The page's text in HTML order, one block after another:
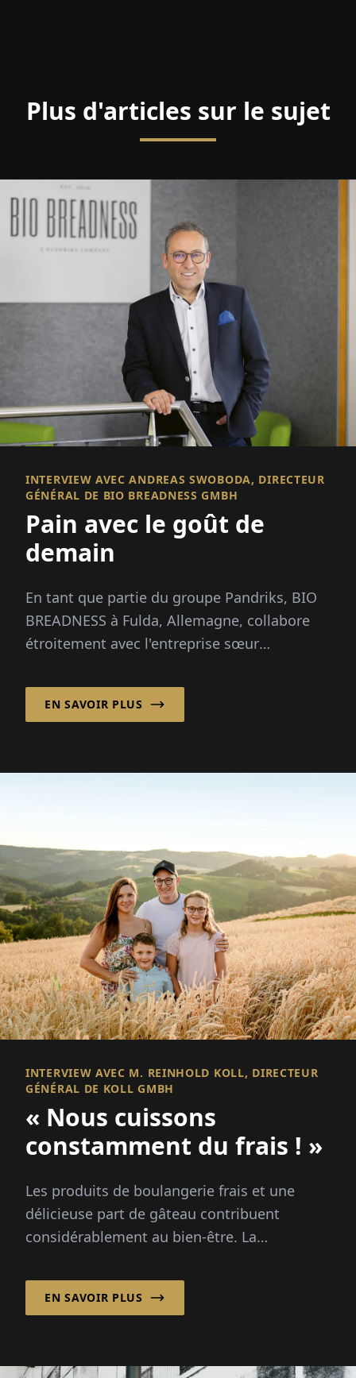
Plus d'articles sur le sujet
INTERVIEW AVEC ANDREAS SWOBODA, DIRECTEUR
GÉNÉRAL DE BIO BREADNESS GMBH
Pain avec le goût de
demain
En tant que partie du groupe Pandriks, BIO
BREADNESS à Fulda, Allemagne, collabore
étroitement avec l'entreprise sœur
EN SAVOIR PLUS
INTERVIEW AVEC M. REINHOLD KOLL, DIRECTEUR
GÉNÉRAL DE KOLL GMBH
« Nous cuissons
constamment du frais ! »
Les produits de boulangerie frais et une
délicieuse part de gâteau contribuent
considérablement au bien-être. La
essentielle. L'entre...
EN SAVOIR PLUS